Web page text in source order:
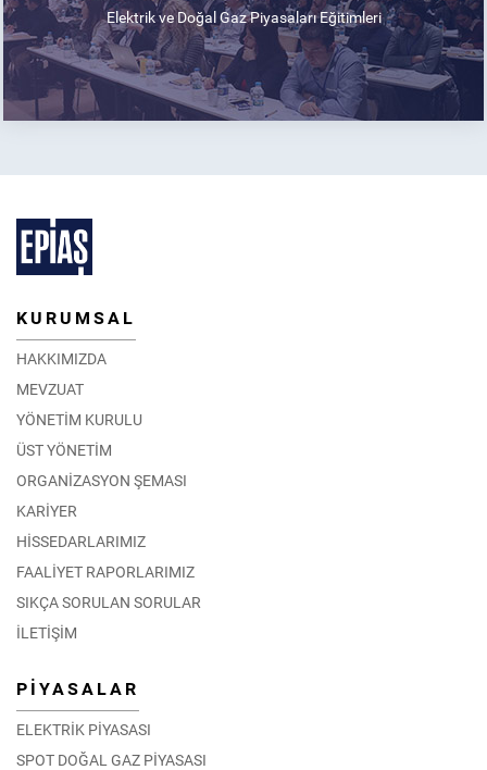
Elektrik ve Doğal Gaz Piyasaları Eğitimleri
KURUMSAL
HAKKIMIZDA
MEVZUAT
YÖNETİM KURULU
ÜST YÖNETİM
ORGANİZASYON ŞEMASI
KARİYER
HİSSEDARLARIMIZ
FAALİYET RAPORLARIMIZ
SIKÇA SORULAN SORULAR
İLETİŞİM
PİYASALAR
ELEKTRİK PİYASASI
SPOT DOĞAL GAZ PİYASASI